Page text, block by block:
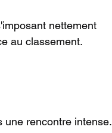
nettement
au classement.
une rencontre intense.